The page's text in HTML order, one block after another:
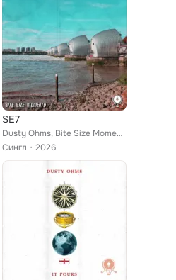
SE7
Dusty Ohms, Bite Size Moments, Millennium Jazz Music
Сингл
2026